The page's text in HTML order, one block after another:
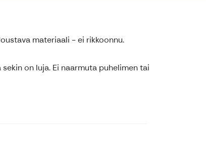
materiaali - ei rikkoonnu.
on luja. Ei naarmuta puhelimen tai